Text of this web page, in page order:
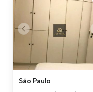
São Paulo